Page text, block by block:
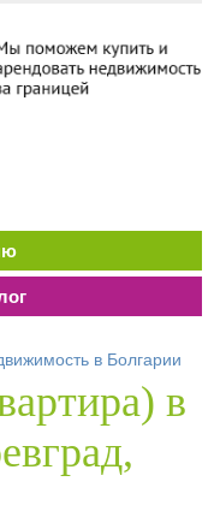
в Болгарии
в